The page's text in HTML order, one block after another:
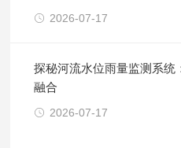
2026-07-17
探秘河流水位雨量监测系统
融合
2026-07-17